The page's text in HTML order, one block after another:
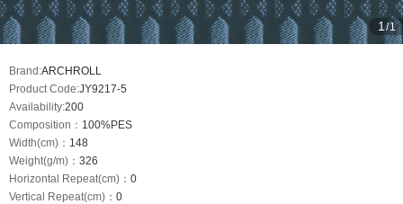
1/1
Brand:ARCHROLL
Product Code:JY9217-5
Availability:200
Composition： 100%PES
Width(cm)： 148
Weight(g/m)： 326
Horizontal Repeat(cm)： 0
Vertical Repeat(cm)： 0